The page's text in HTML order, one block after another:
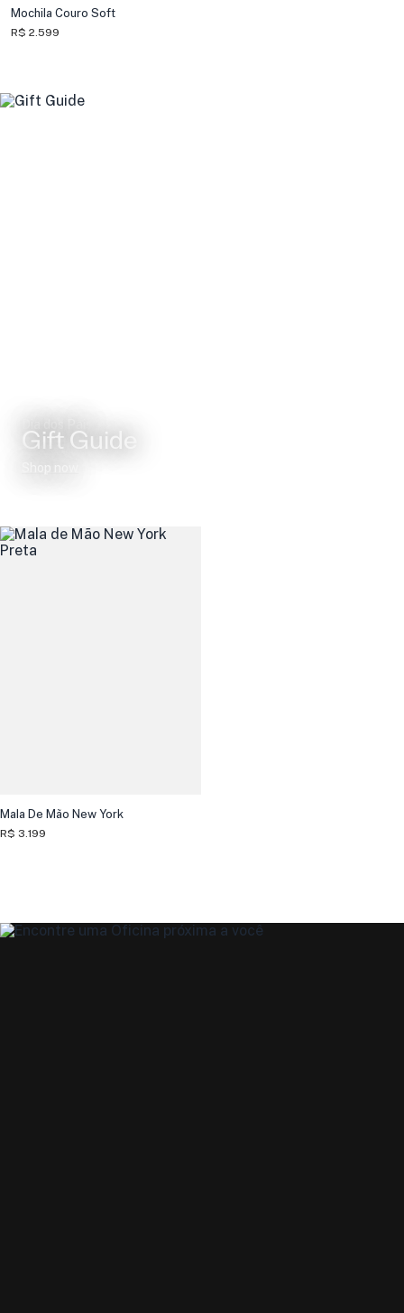
Mochila Couro Soft
R$ 2.599
Gift Guide
Mala De Mão New York
R$ 3.199